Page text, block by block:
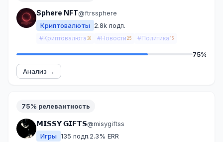
Sphere NFT@ftrssphere
Криптовалюты
2.8k подп.
#Криптовалюта 30 #Новости 25 #Политика 15
75%
Анализ →
75% релевантность
𝗠𝗜𝗦𝗦𝗬 𝗚𝗜𝗙𝗧𝗦@misygiftss
Игры 135 подп.2.3% ERR